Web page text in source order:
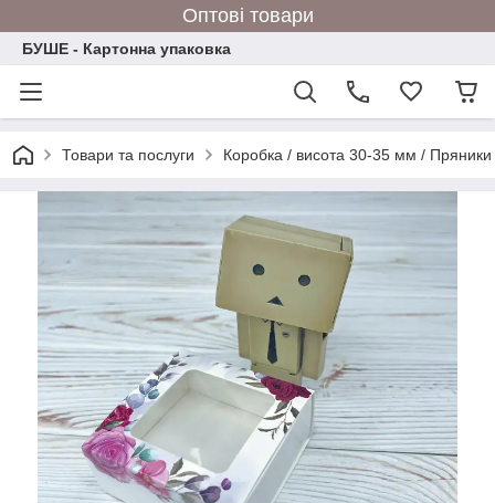
Оптові товари
БУШЕ - Картонна упаковка
Товари та послуги Коробка / висота 30-35 мм /